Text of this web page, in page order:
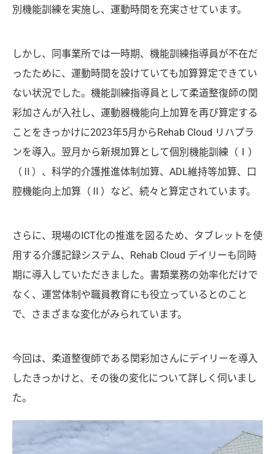
別機能訓練を実施し、運動時間を充実させています。
しかし、同事業所では一時期、機能訓練指導員が不在だ
ったために、運動時間を設けていても加算算定できてい
ない状況でした。機能訓練指導員として柔道整復師の関
彩加さんが入社し、運動器機能向上加算を再び算定する
ことをきっかけに2023年5月からRehab Cloud リハプラ
ンを導入。翌月から新規加算として個別機能訓練（Ⅰ）
（Ⅱ）、科学的介護推進体制加算、ADL維持等加算、口
腔機能向上加算（Ⅱ）など、続々と算定されています。
さらに、現場のICT化の推進を図るため、タブレットを使
用する介護記録システム、Rehab Cloud デイリーも同時
期に導入していただきました。書類業務の効率化だけで
なく、運営体制や職員教育にも役立っているとのこと
で、さまざまな変化がみられています。
今回は、柔道整復師である関彩加さんにデイリーを導入
したきっかけと、その後の変化について詳しく伺いまし
た。